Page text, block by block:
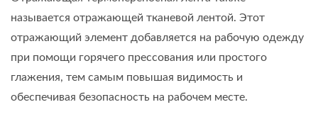
называется отражающей тканевой лентой. Этот
отражающий элемент добавляется на рабочую одежду
при помощи горячего прессования или простого
глажения, тем самым повышая видимость и
обеспечивая безопасность на рабочем месте.